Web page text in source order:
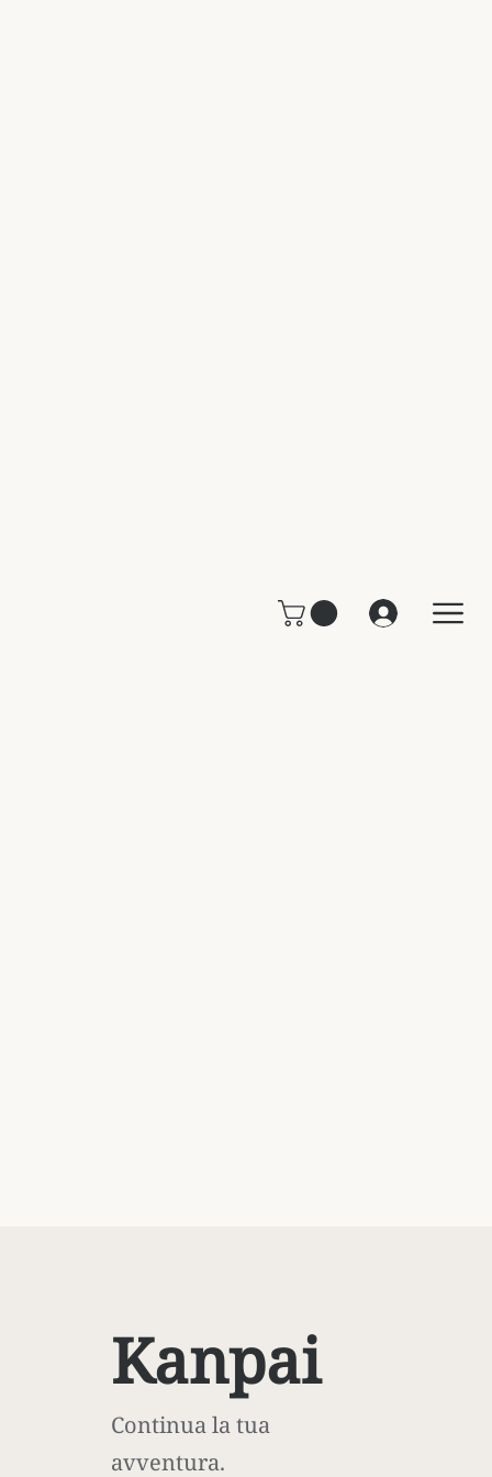
Kanpai
Continua la tua
avventura.